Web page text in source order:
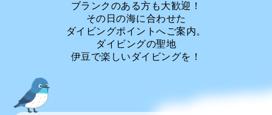
ブランクのある方も大歓迎！
その日の海に合わせた
ダイビングポイントへご案内。
ダイビングの聖地
伊豆で楽しいダイビングを！